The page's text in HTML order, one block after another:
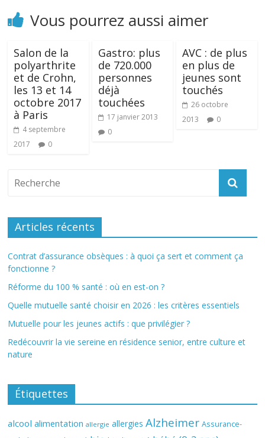
Vous pourrez aussi aimer
Salon de la
polyarthrite
et de Crohn,
les 13 et 14
octobre 2017
à Paris
4 septembre
2017
0
Gastro: plus
de 720.000
personnes
déjà
touchées
17 janvier 2013
0
AVC : de plus
en plus de
jeunes sont
touchés
26 octobre
2013
0
Articles récents
Contrat d’assurance obsèques : à quoi ça sert et comment ça
fonctionne ?
Réforme du 100 % santé : où en est-on ?
Quelle mutuelle santé choisir en 2026 : les critères essentiels
Mutuelle pour les jeunes actifs : que privilégier ?
Redécouvrir la vie sereine en résidence senior, entre culture et
nature
Étiquettes
alcool alimentation allergie allergies Alzheimer Assurance-